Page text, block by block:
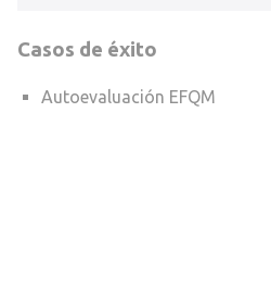
Casos de éxito
Autoevaluación EFQM